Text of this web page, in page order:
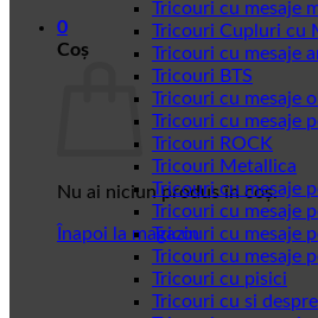
0
Coș
Nu ai niciun produs în coș.
Înapoi la magazin
Tricouri cu mesaje
Tricouri Cupluri cu
Tricouri cu mesaje
Tricouri BTS
Tricouri cu mesaje
Tricouri cu mesaje
Tricouri ROCK
Tricouri Metallica
Tricouri cu mesaje
Tricouri cu mesaje
Tricouri cu mesaje
Tricouri cu mesaje
Tricouri cu pisici
Tricouri cu si